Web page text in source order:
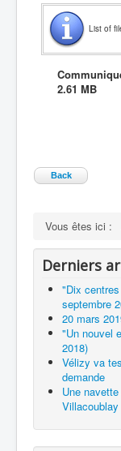
List of
2.61 MB
Back
Vous êtes ici :
Derniers
"Dix
septembre
20 mars
"Un nouvel
2018)
Vélizy va
demande
Une
Villacoublay